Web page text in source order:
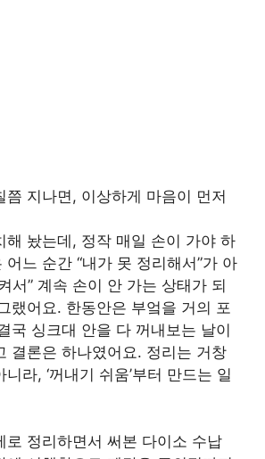
쯤 지나면, 이상하게 마음이 먼저
해 놨는데, 정작 매일 손이 가야 하
느 순간 “내가 못 정리해서”가 아
서” 계속 손이 안 가는 상태가 되
랬어요. 한동안은 부엌을 거의 포
국 싱크대 안을 다 꺼내보는 날이
결론은 하나였어요. 정리는 거창
라, ‘꺼내기 쉬움’부터 만드는 일
로 정리하면서 써본 다이소 수납